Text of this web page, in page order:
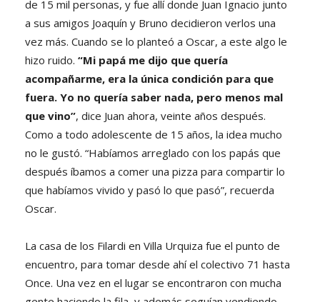
de 15 mil personas, y fue allí donde Juan Ignacio junto
a sus amigos Joaquín y Bruno decidieron verlos una
vez más. Cuando se lo planteó a Oscar, a este algo le
hizo ruido. “Mi papá me dijo que quería
acompañarme, era la única condición para que
fuera. Yo no quería saber nada, pero menos mal
que vino”, dice Juan ahora, veinte años después.
Como a todo adolescente de 15 años, la idea mucho
no le gustó. “Habíamos arreglado con los papás que
después íbamos a comer una pizza para compartir lo
que habíamos vivido y pasó lo que pasó”, recuerda
Oscar.
La casa de los Filardi en Villa Urquiza fue el punto de
encuentro, para tomar desde ahí el colectivo 71 hasta
Once. Una vez en el lugar se encontraron con mucha